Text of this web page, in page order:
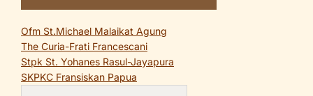
Ofm St.Michael Malaikat Agung
The Curia-Frati Francescani
Stpk St. Yohanes Rasul-Jayapura
SKPKC Fransiskan Papua